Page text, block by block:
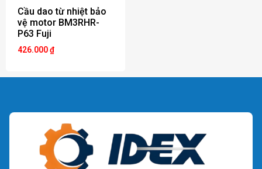
Cầu dao từ nhiệt bảo
vệ motor BM3RHR-
P63 Fuji
426.000₫